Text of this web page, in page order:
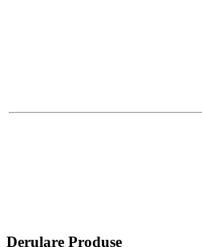
Derulare Produse